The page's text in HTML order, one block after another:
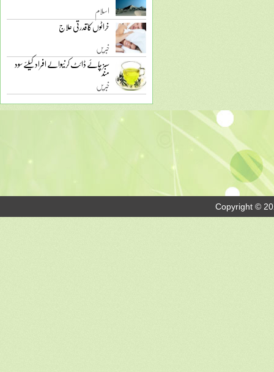
اسلام
خراٹوں کا قدرتی علاج
خبریں
سبز چائے ڈائٹ کرنیوالے افراد کیلئے سود
مند
خبریں
Copyright ©